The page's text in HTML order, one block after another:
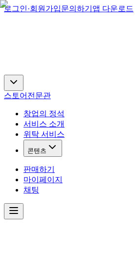
로그인·회원가입문의하기 앱 다운로드
스토어 전문관
창업의 정석
서비스 소개
위탁 서비스
콘텐츠
판매하기
마이페이지
채팅